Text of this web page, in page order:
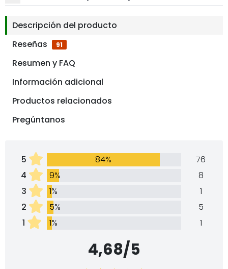
Descripción del producto
Reseñas
91
Resumen y FAQ
Información adicional
Productos relacionados
Pregúntanos
5 84%
76
4
9%
8
3
1%
1
2
5%
5
1
1% 1
4,68/5